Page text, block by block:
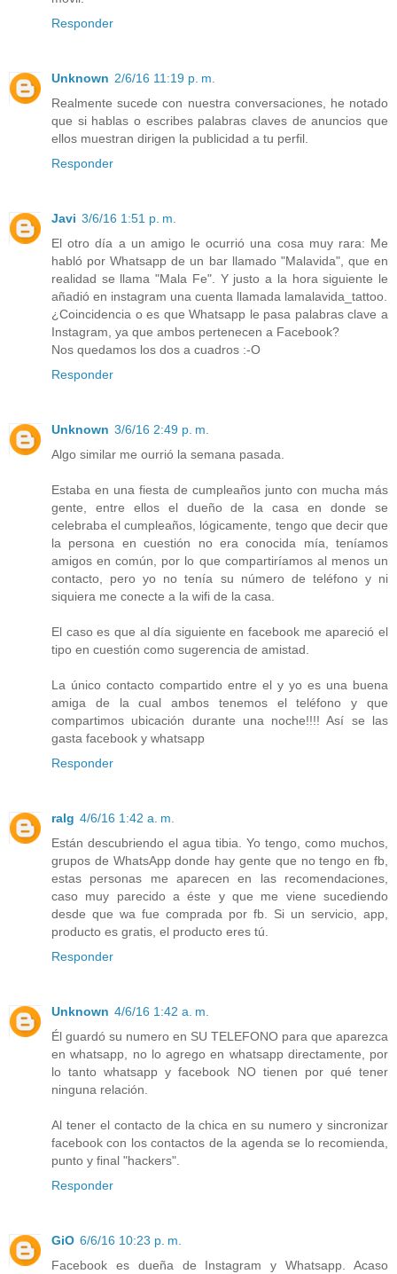
Responder
Unknown 2/6/16 11:19 p. m.
Realmente sucede con nuestra conversaciones, he notado
que si hablas o escribes palabras claves de anuncios que
ellos muestran dirigen la publicidad a tu perfil.
Responder
Javi 3/6/16 1:51 p. m.
El otro día a un amigo le ocurrió una cosa muy rara: Me
habló por Whatsapp de un bar llamado "Malavida", que en
realidad se llama "Mala Fe". Y justo a la hora siguiente le
añadió en instagram una cuenta llamada lamalavida_tattoo.
¿Coincidencia o es que Whatsapp le pasa palabras clave a
Instagram, ya que ambos pertenecen a Facebook?
Nos quedamos los dos a cuadros :-O
Responder
Unknown 3/6/16 2:49 p. m.
Algo similar me ourrió la semana pasada.
Estaba en una fiesta de cumpleaños junto con mucha más
gente, entre ellos el dueño de la casa en donde se
celebraba el cumpleaños, lógicamente, tengo que decir que
la persona en cuestión no era conocida mía, teníamos
amigos en común, por lo que compartiríamos al menos un
contacto, pero yo no tenía su número de teléfono y ni
siquiera me conecte a la wifi de la casa.
El caso es que al día siguiente en facebook me apareció el
tipo en cuestión como sugerencia de amistad.
La único contacto compartido entre el y yo es una buena
amiga de la cual ambos tenemos el teléfono y que
compartimos ubicación durante una noche!!!! Así se las
gasta facebook y whatsapp
Responder
ralg 4/6/16 1:42 a. m.
Están descubriendo el agua tibia. Yo tengo, como muchos,
grupos de WhatsApp donde hay gente que no tengo en fb,
estas personas me aparecen en las recomendaciones,
caso muy parecido a éste y que me viene sucediendo
desde que wa fue comprada por fb. Si un servicio, app,
producto es gratis, el producto eres tú.
Responder
Unknown 4/6/16 1:42 a. m.
Él guardó su numero en SU TELEFONO para que aparezca
en whatsapp, no lo agrego en whatsapp directamente, por
lo tanto whatsapp y facebook NO tienen por qué tener
ninguna relación.
Al tener el contacto de la chica en su numero y sincronizar
facebook con los contactos de la agenda se lo recomienda,
punto y final "hackers".
Responder
GiO 6/6/16 10:23 p. m.
Facebook es dueña de Instagram y Whatsapp. Acaso